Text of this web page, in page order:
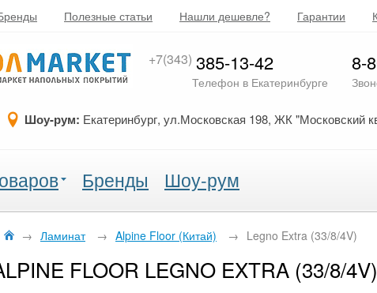
Полезные статьи Нашли дешевле? Гарантии
+7(343) 385-13-42
Телефон в Екатеринбурге
8-
Шоу-рум: Екатеринбург, ул.Московская 198, ЖК "Московский
Бренды Шоу-рум
→ Ламинат → Alpine Floor (Китай) → Legno Extra (33/8/4V)
FLOOR LEGNO EXTRA (33/8/4V)